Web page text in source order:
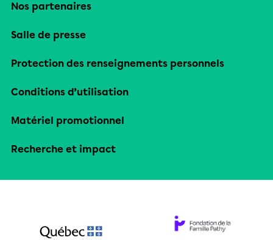
Nos partenaires
Salle de presse
Protection des renseignements personnels
Conditions d’utilisation
Matériel promotionnel
Recherche et impact